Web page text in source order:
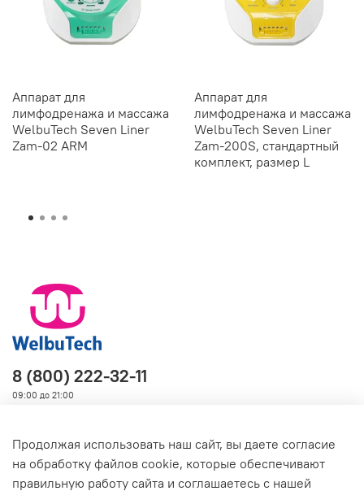
Аппарат для
лимфодренажа и массажа
WelbuTech Seven Liner
Zam-02 ARM
Аппарат для
лимфодренажа и массажа
WelbuTech Seven Liner
Zam-200S, стандартный
комплект, размер L
О магазине
8 (800) 222-32-11
09:00 до 21:00
Продолжая использовать наш сайт, вы даете согласие
на обработку файлов cookie, которые обеспечивают
правильную работу сайта и соглашаетесь с нашей